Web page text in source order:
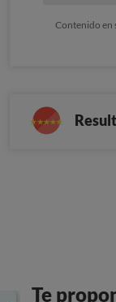
Contenido en
Te